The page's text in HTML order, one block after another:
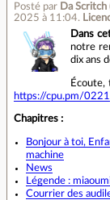
Posté par Da Scritch
2025 à 11:04.
Dans
notre
dix ans
Écoute,
https://cpu.pm/0221
Chapitres :
Bonjour à toi,
machine
News
Légende :
Courrier des